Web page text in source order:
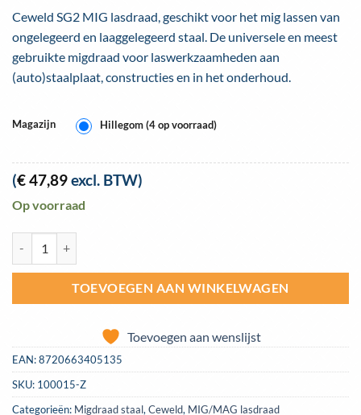
Ceweld SG2 MIG lasdraad, geschikt voor het mig lassen van
ongelegeerd en laaggelegeerd staal. De universele en meest
gebruikte migdraad voor laswerkzaamheden aan
(auto)staalplaat, constructies en in het onderhoud.
Magazijn Hillegom (4 op voorraad)
(€47,89excl. BTW)
Op voorraad
TOEVOEGEN AAN WINKELWAGEN
Toevoegen aan wenslijst
EAN:8720663405135
SKU: 100015-Z
Categorieën: Migdraad staal,Ceweld, MIG/MAG lasdraad